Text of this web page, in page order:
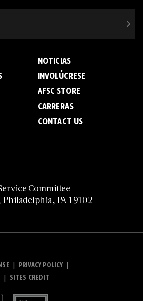
Committee
PA 19102
NOTICIAS
INVOLÚCRESE
AFSC STORE
C­A­R­R­E­R­A­S
CONTACT US
| PRIVACY POLICY |
| SITES CREDIT